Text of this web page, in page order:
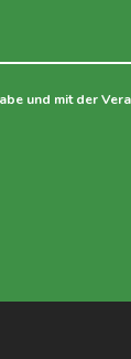
und mit der